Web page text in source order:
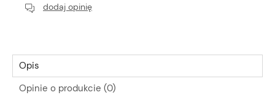
dodaj opinię
Opis
Opinie o produkcie (0)